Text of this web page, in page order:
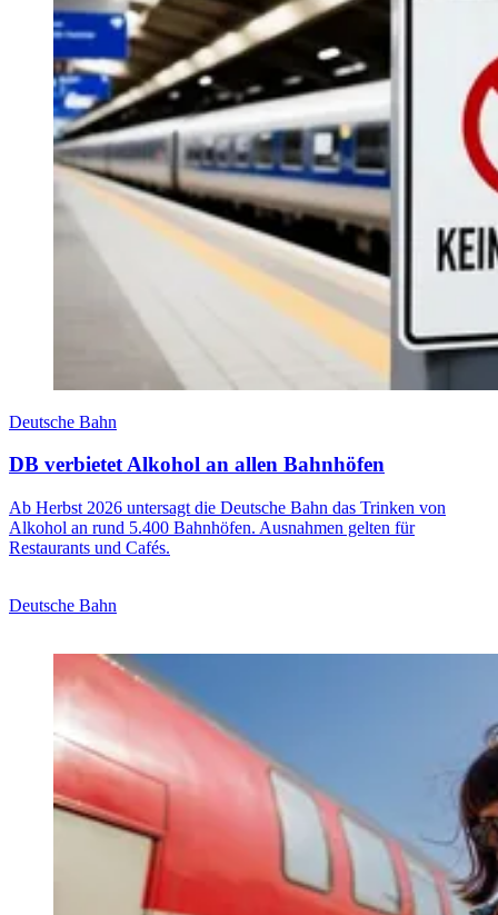
Deutsche Bahn
DB verbietet Alkohol an allen Bahnhöfen
Ab Herbst 2026 untersagt die Deutsche Bahn das Trinken von
Alkohol an rund 5.400 Bahnhöfen. Ausnahmen gelten für
Restaurants und Cafés.
Deutsche Bahn